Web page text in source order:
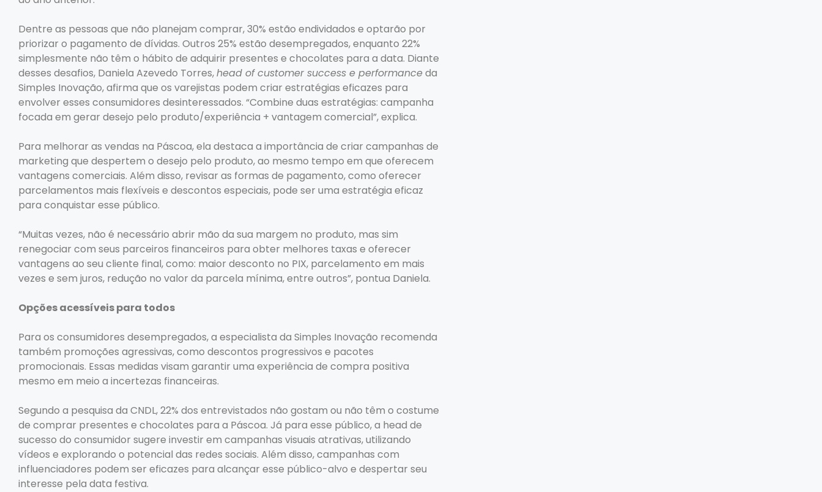
Dentre as pessoas que não planejam comprar, 30% estão endividados e optarão por
priorizar o pagamento de dívidas. Outros 25% estão desempregados, enquanto 22%
simplesmente não têm o hábito de adquirir presentes e chocolates para a data. Diante
desses desafios, Daniela Azevedo Torres,head of customer success e performanceda
Simples Inovação, afirma que os varejistas podem criar estratégias eficazes para
envolver esses consumidores desinteressados. “Combine duas estratégias: campanha
focada em gerar desejo pelo produto/experiência + vantagem comercial”, explica.
Para melhorar as vendas na Páscoa, ela destaca a importância de criar campanhas de
marketing que despertem o desejo pelo produto, ao mesmo tempo em que oferecem
vantagens comerciais. Além disso, revisar as formas de pagamento, como oferecer
parcelamentos mais flexíveis e descontos especiais, pode ser uma estratégia eficaz
para conquistar esse público.
“Muitas vezes, não é necessário abrir mão da sua margem no produto, mas sim
renegociar com seus parceiros financeiros para obter melhores taxas e oferecer
vantagens ao seu cliente final, como: maior desconto no PIX, parcelamento em mais
vezes e sem juros, redução no valor da parcela mínima, entre outros”, pontua Daniela.
Opções acessíveis para todos
Para os consumidores desempregados, a especialista da Simples Inovação recomenda
também promoções agressivas, como descontos progressivos e pacotes
promocionais. Essas medidas visam garantir uma experiência de compra positiva
mesmo em meio a incertezas financeiras.
Segundo a pesquisa da CNDL, 22% dos entrevistados não gostam ou não têm o costume
de comprar presentes e chocolates para a Páscoa. Já para esse público, a head de
sucesso do consumidor sugere investir em campanhas visuais atrativas, utilizando
vídeos e explorando o potencial das redes sociais. Além disso, campanhas com
influenciadores podem ser eficazes para alcançar esse público-alvo e despertar seu
interesse pela data festiva.